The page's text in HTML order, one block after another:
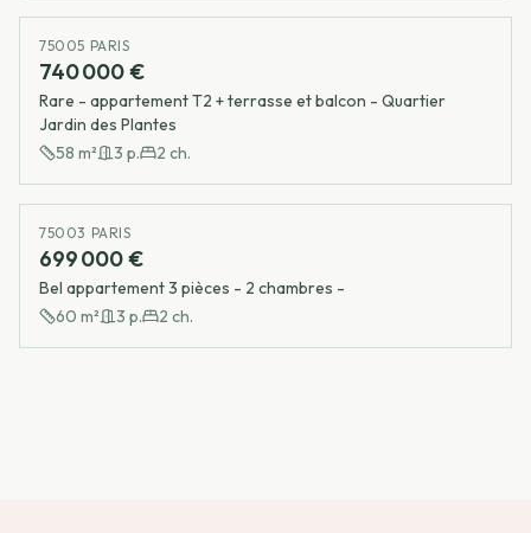
75005 PARIS
740 000 €
Rare - appartement T2 + terrasse et balcon - Quartier
Jardin des Plantes
58 m² 3 p. 2 ch.
75003 PARIS
699 000 €
Bel appartement 3 pièces - 2 chambres -
60 m² 3 p. 2 ch.